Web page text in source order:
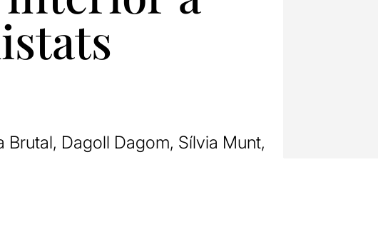
Dagoll Dagom, Sílvia Munt,